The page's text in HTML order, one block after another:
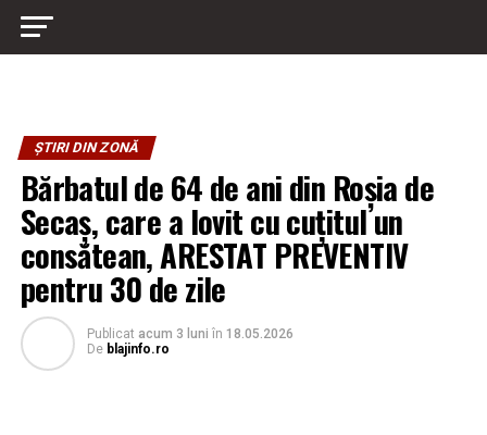
ȘTIRI DIN ZONĂ
Bărbatul de 64 de ani din Roșia de
Secaș, care a lovit cu cuțitul un
consătean, ARESTAT PREVENTIV
pentru 30 de zile
Publicat acum 3 luni în 18.05.2026
De blajinfo.ro